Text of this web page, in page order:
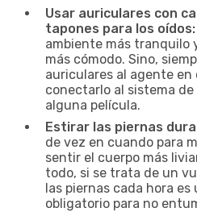
Usar auriculares con
tapones para los oídos:
ambiente más
más cómodo. Sino,
auriculares al agente en
conectarlo al sistema
alguna película.
Estirar las piernas
de vez en cuando para
sentir el cuerpo más
todo, si se trata de un
las piernas cada hora es
obligatorio para no